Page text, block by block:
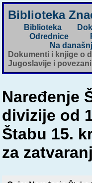
Biblioteka
Biblioteka
Odrednice
Na
Dokumenti i knjige o
Jugoslavije i
Naređenje
divizije od
Štabu 15.
za